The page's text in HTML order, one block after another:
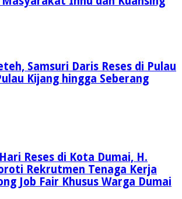
Samsuri Daris Reses di Pulau
Kijang hingga Seberang
Reses di Kota Dumai, H.
Rekrutmen Tenaga Kerja
Job Fair Khusus Warga Dumai